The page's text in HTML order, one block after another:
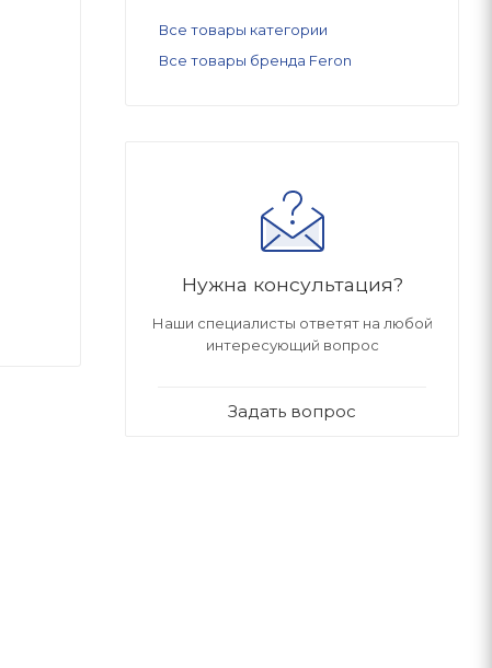
Все товары категории
Все товары бренда Feron
Нужна консультация?
Наши специалисты ответят на любой
интересующий вопрос
Задать вопрос